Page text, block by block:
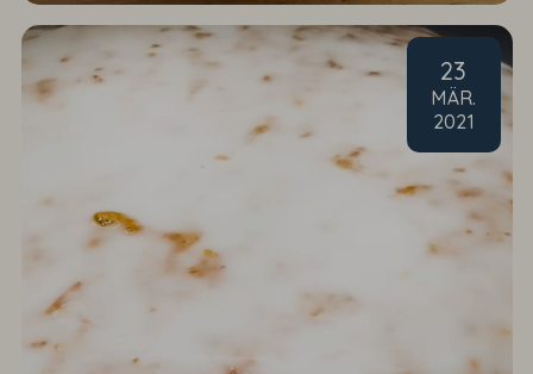
23
MÄR.
2021